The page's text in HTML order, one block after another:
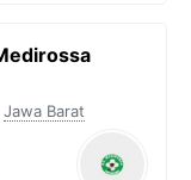
Jawa Barat